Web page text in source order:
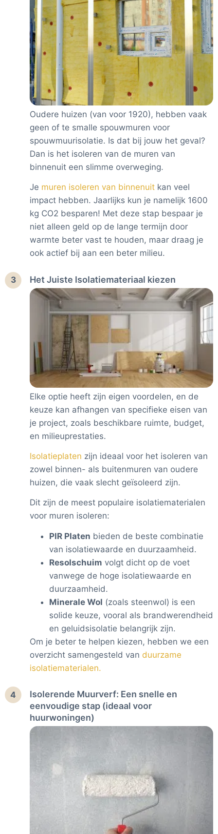
Oudere huizen (van voor 1920), hebben vaak
geen of te smalle spouwmuren voor
spouwmuurisolatie. Is dat bij jouw het geval?
Dan is het isoleren van de muren van
binnenuit een slimme overweging.
Je muren isoleren van binnenuit kan veel
impact hebben. Jaarlijks kun je namelijk 1600
kg CO2 besparen! Met deze stap bespaar je
niet alleen geld op de lange termijn door
warmte beter vast te houden, maar draag je
ook actief bij aan een beter milieu.
3 Het Juiste Isolatiemateriaal kiezen
Elke optie heeft zijn eigen voordelen, en de
keuze kan afhangen van specifieke eisen van
je project, zoals beschikbare ruimte, budget,
en milieuprestaties.
Isolatieplaten zijn ideaal voor het isoleren van
zowel binnen- als buitenmuren van oudere
huizen, die vaak slecht geïsoleerd zijn.
Dit zijn de meest populaire isolatiematerialen
voor muren isoleren:
PIR Platen bieden de beste combinatie
van isolatiewaarde en duurzaamheid.
Resolschuim volgt dicht op de voet
vanwege de hoge isolatiewaarde en
duurzaamheid.
Minerale Wol (zoals steenwol) is een
solide keuze, vooral als brandwerendheid
en geluidsisolatie belangrijk zijn.
Om je beter te helpen kiezen, hebben we een
overzicht samengesteld van duurzame
isolatiematerialen.
4
Isolerende Muurverf: Een snelle en
eenvoudige stap (ideaal voor
huurwoningen)